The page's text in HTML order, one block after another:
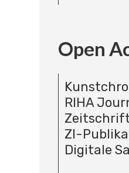
Open
RIHA
ZI-
Digitale